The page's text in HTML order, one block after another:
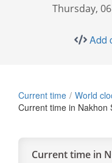
Thursday,
Add
Current time World
Current time in Nakhon
Current time in